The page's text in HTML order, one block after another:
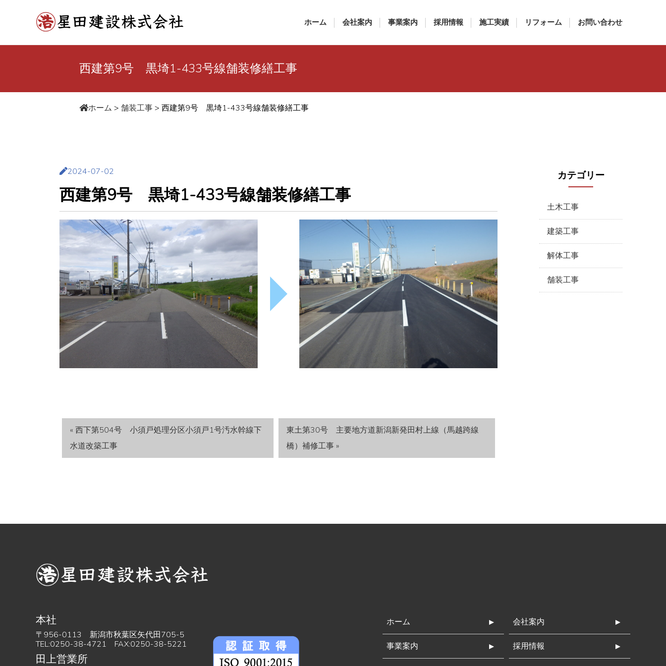
ホーム 会社案内 事業案内 採用情報 施工実績 リフォーム お問い合わせ
西建第9号 黒埼1-433号線舗装修繕工事
ホーム > 舗装工事> 西建第9号 黒埼1-433号線舗装修繕工事
2024-07-02
西建第9号 黒埼1-433号線舗装修繕工事
« 西下第504号 小須戸処理分区小須戸1号汚水幹線下
水道改築工事
東土第30号 主要地方道新潟新発田村上線（馬越跨線
橋）補修工事 »
カテゴリー
土木工事
建築工事
解体工事
舗装工事
本社
〒956-0113 新潟市秋葉区矢代田705-5
TEL:0250-38-4721 FAX:0250-38-5221
田上営業所
ホーム 会社案内
事業案内 採用情報